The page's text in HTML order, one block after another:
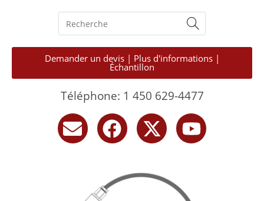
Demander un devis | Plus d'informations |
Échantillon
Téléphone: 1 450 629-4477